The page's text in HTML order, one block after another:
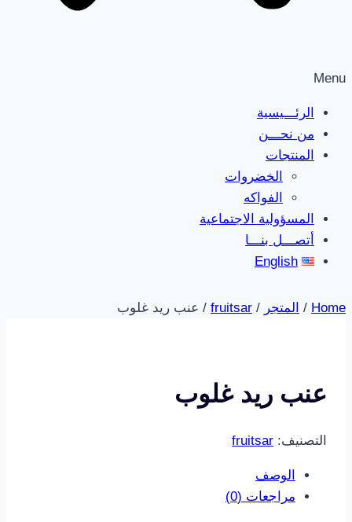
Menu
الرئـــيسية
من نحـــن
المنتجات
الخضروات
الفواكه
المسؤولية الاجتماعية
أتصـــل بنـــا
English
Home
/ المتجر /
fruitsar
/ عنب ريد غلوب
عنب ريد غلوب
التصنيف: fruitsar
الوصف
مراجعات (0)